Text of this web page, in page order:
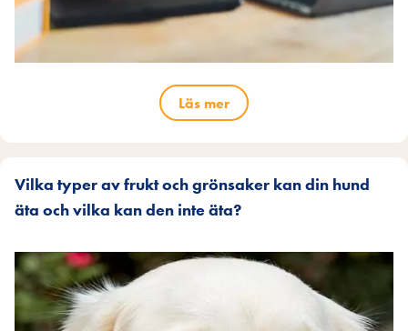
Läs mer
Vilka typer av frukt och grönsaker kan din hund
äta och vilka kan den inte äta?